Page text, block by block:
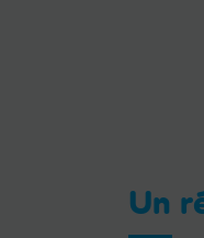
Un